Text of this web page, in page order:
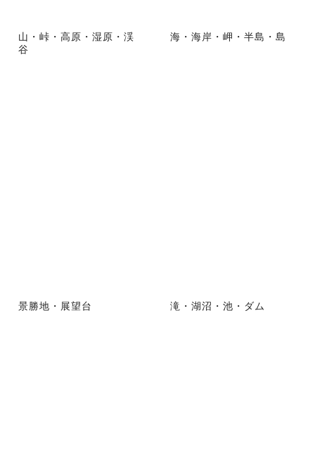
山・峠・高原・湿原・渓
谷
海・海岸・岬・半島・島
景勝地・展望台 滝・湖沼・池・ダム